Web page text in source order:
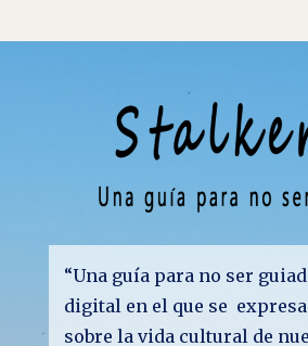
“Una guía para no ser
digital en el que se
sobre la vida cultural de